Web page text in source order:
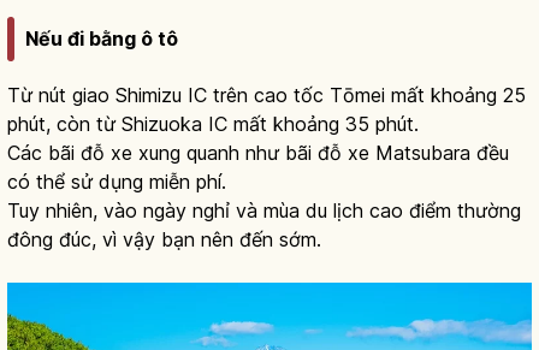
Nếu đi bằng ô tô
Từ nút giao Shimizu IC trên cao tốc Tōmei mất khoảng 25
phút, còn từ Shizuoka IC mất khoảng 35 phút.
Các bãi đỗ xe xung quanh như bãi đỗ xe Matsubara đều
có thể sử dụng miễn phí.
Tuy nhiên, vào ngày nghỉ và mùa du lịch cao điểm thường
đông đúc, vì vậy bạn nên đến sớm.